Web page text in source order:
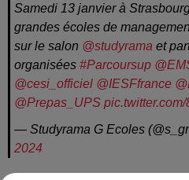
Samedi 13 janvier à
grandes écoles de
sur le salon @studyrama et
organisées #Parcoursup
@cesi_officiel @IESFfrance
@Prepas_UPS
— Studyrama G Ecoles
2024